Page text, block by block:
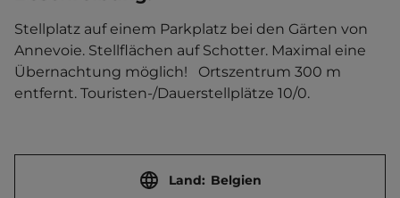
Stellplatz auf einem Parkplatz bei den Gärten von
Annevoie. Stellflächen auf Schotter. Maximal eine
Übernachtung möglich!   Ortszentrum 300 m
entfernt. Touristen-/Dauerstellplätze 10/0.
Land: Belgien